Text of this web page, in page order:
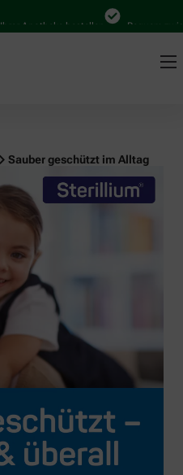
bestellen Bequem
Sauber geschützt im Alltag